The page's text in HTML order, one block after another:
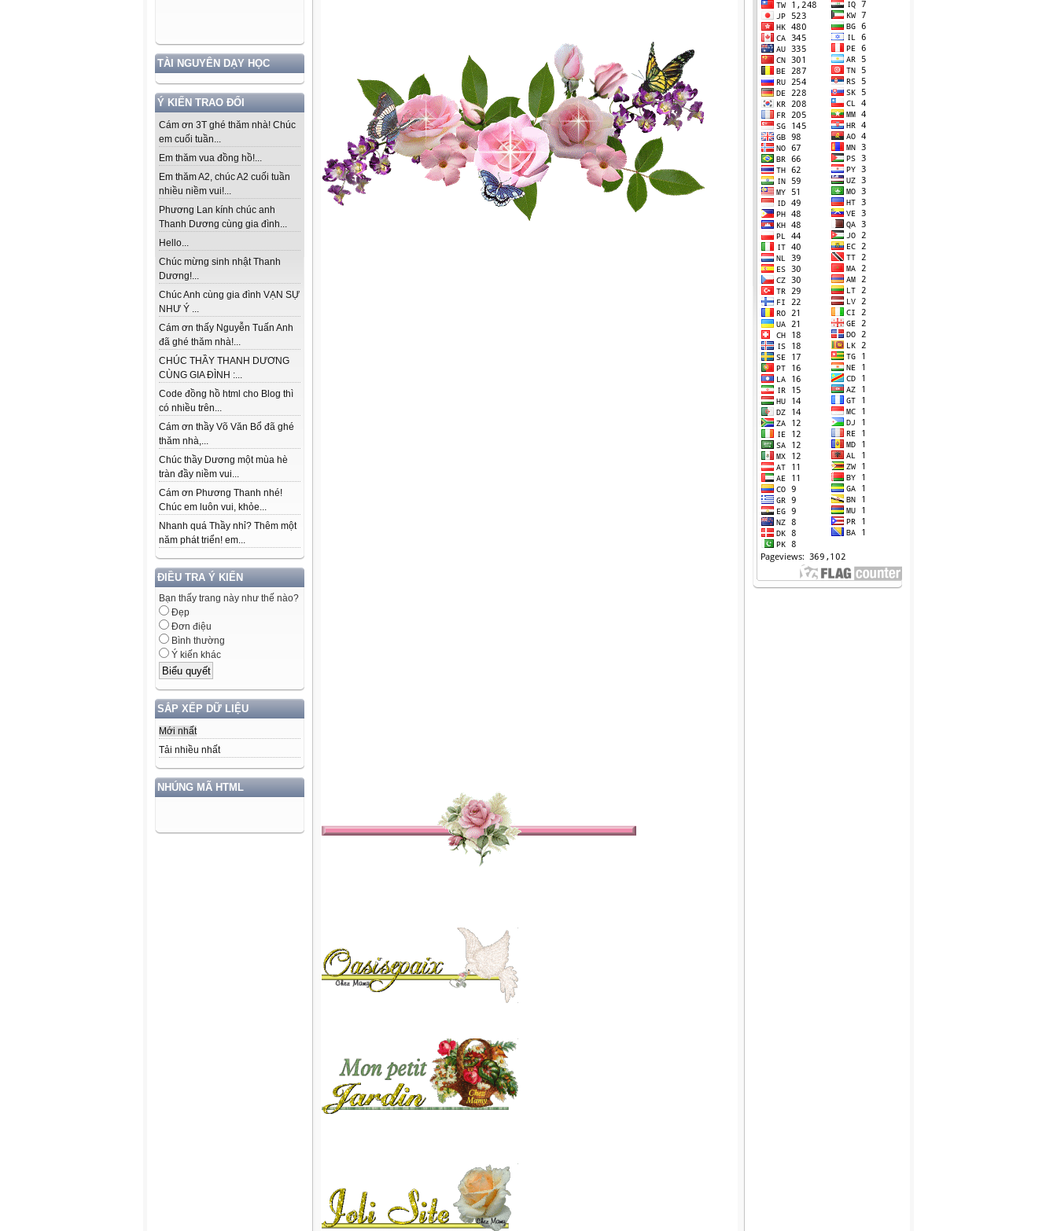
TÀI NGUYÊN DẠY HỌC
Ý KIẾN TRAO ĐỔI
Cám ơn 3T ghé thăm nhà! Chúc
em cuối tuần...
Em thăm vua đồng hồ!...
Em thăm A2, chúc A2 cuối tuần
nhiều niềm vui!...
Phương Lan kính chúc anh
Thanh Dương cùng gia đình...
Hello...
Chúc mừng sinh nhật Thanh
Dương!...
Chúc Anh cùng gia đình VẠN SỰ
NHƯ Ý ...
Cám ơn thấy Nguyễn Tuấn Anh
đã ghé thăm nhà!...
CHÚC THẦY THANH DƯƠNG
CÙNG GIA ĐÌNH :...
Code đồng hồ html cho Blog thì
có nhiều trên...
Cám ơn thầy Võ Văn Bổ đã ghé
thăm nhà,...
Chúc thầy Dương một mùa hè
tràn đầy niềm vui...
Cám ơn Phương Thanh nhé!
Chúc em luôn vui, khỏe...
Nhanh quá Thầy nhỉ? Thêm một
năm phát triển! em...
ĐIỀU TRA Ý KIẾN
Bạn thấy trang này như thế nào?
Đẹp
Đơn điệu
Bình thường
Ý kiến khác
SẮP XẾP DỮ LIỆU
Mới nhất
Tải nhiều nhất
NHÚNG MÃ HTML